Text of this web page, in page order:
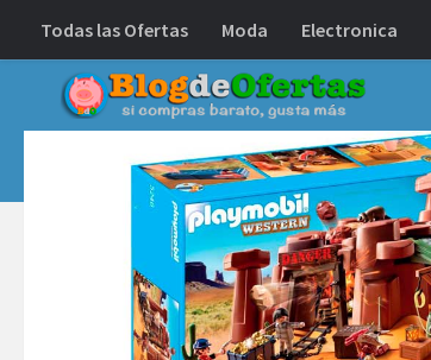
Debajo del contenido
Todas las Ofertas Moda Electronica